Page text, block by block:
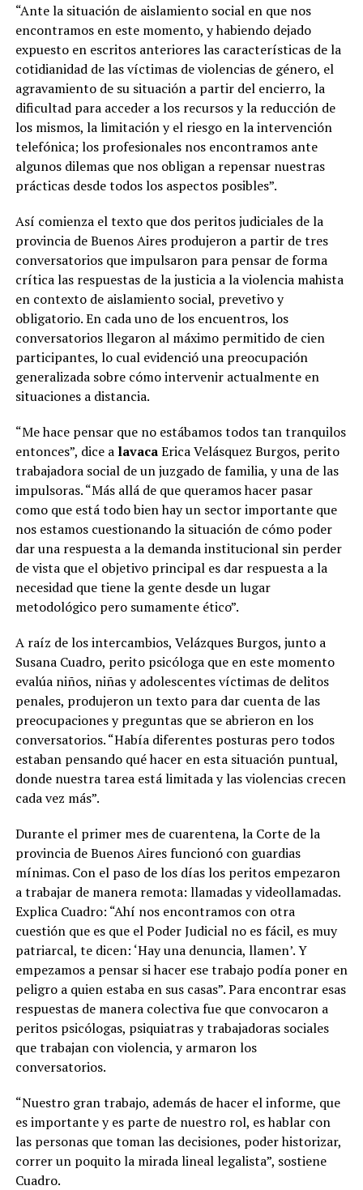
“Ante la situación de aislamiento social en que nos
encontramos en este momento, y habiendo dejado
expuesto en escritos anteriores las características de la
cotidianidad de las víctimas de violencias de género, el
agravamiento de su situación a partir del encierro, la
dificultad para acceder a los recursos y la reducción de
los mismos, la limitación y el riesgo en la intervención
telefónica; los profesionales nos encontramos ante
algunos dilemas que nos obligan a repensar nuestras
prácticas desde todos los aspectos posibles”.
Así comienza el texto que dos peritos judiciales de la
provincia de Buenos Aires produjeron a partir de tres
conversatorios que impulsaron para pensar de forma
crítica las respuestas de la justicia a la violencia mahista
en contexto de aislamiento social, prevetivo y
obligatorio. En cada uno de los encuentros, los
conversatorios llegaron al máximo permitido de cien
participantes, lo cual evidenció una preocupación
generalizada sobre cómo intervenir actualmente en
situaciones a distancia.
“Me hace pensar que no estábamos todos tan tranquilos
entonces”, dice a lavacaErica Velásquez Burgos, perito
trabajadora social de un juzgado de familia, y una de las
impulsoras. “Más allá de que queramos hacer pasar
como que está todo bien hay un sector importante que
nos estamos cuestionando la situación de cómo poder
dar una respuesta a la demanda institucional sin perder
de vista que el objetivo principal es dar respuesta a la
necesidad que tiene la gente desde un lugar
metodológico pero sumamente ético”.
A raíz de los intercambios, Velázques Burgos, junto a
Susana Cuadro, perito psicóloga que en este momento
evalúa niños, niñas y adolescentes víctimas de delitos
penales, produjeron un texto para dar cuenta de las
preocupaciones y preguntas que se abrieron en los
conversatorios. “Había diferentes posturas pero todos
estaban pensando qué hacer en esta situación puntual,
donde nuestra tarea está limitada y las violencias crecen
cada vez más”.
Durante el primer mes de cuarentena, la Corte de la
provincia de Buenos Aires funcionó con guardias
mínimas. Con el paso de los días los peritos empezaron
a trabajar de manera remota: llamadas y videollamadas.
Explica Cuadro: “Ahí nos encontramos con otra
cuestión que es que el Poder Judicial no es fácil, es muy
patriarcal, te dicen: ‘Hay una denuncia, llamen’. Y
empezamos a pensar si hacer ese trabajo podía poner en
peligro a quien estaba en sus casas”. Para encontrar esas
respuestas de manera colectiva fue que convocaron a
peritos psicólogas, psiquiatras y trabajadoras sociales
que trabajan con violencia, y armaron los
conversatorios.
“Nuestro gran trabajo, además de hacer el informe, que
es importante y es parte de nuestro rol, es hablar con
las personas que toman las decisiones, poder historizar,
correr un poquito la mirada lineal legalista”, sostiene
Cuadro.